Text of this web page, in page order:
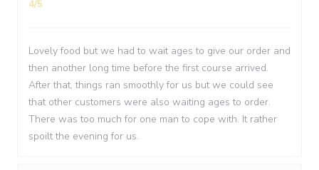
4/5
Lovely food but we had to wait ages to give our order and
then another long time before the first course arrived.
After that, things ran smoothly for us but we could see
that other customers were also waiting ages to order.
There was too much for one man to cope with. It rather
spoilt the evening for us.